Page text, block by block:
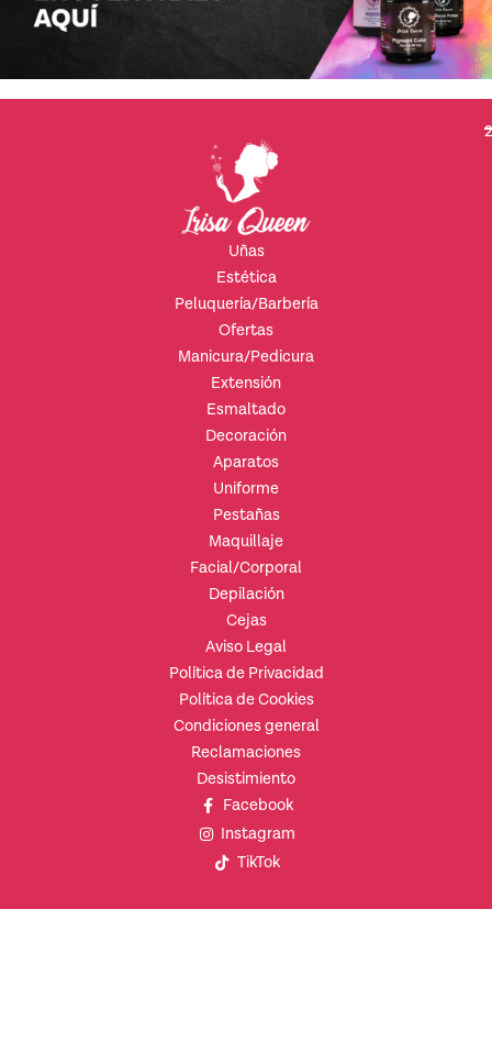
Uñas
Estética
Peluquería/Barbería
Ofertas
Manicura/Pedicura
Extensión
Esmaltado
Decoración
Aparatos
Uniforme
Pestañas
Maquillaje
Facial/Corporal
Depilación
Cejas
Aviso Legal
Política de Privacidad
Política de Cookies
Condiciones general
Reclamaciones
Desistimiento
Facebook
Instagram
TikTok